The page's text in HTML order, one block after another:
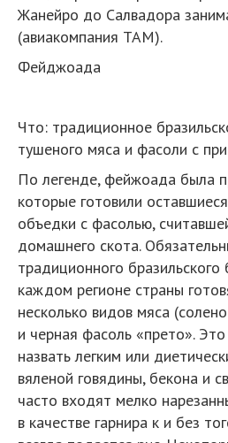
Жанейро до Салвадора
(авиакомпания TAM).
Фейджоада
Что: традиционное
тушеного мяса и фасоли c
По легенде, фейжоада была
которые готовили
объедки с фасолью,
домашнего скота.
традиционного
каждом регионе страны
несколько видов мяса
и черная фасоль «прето».
назвать легким или
вяленой говядины, бекона и
часто входят мелко
в качестве гарнира к и без